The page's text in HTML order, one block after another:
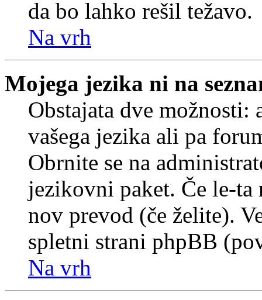
da bo lahko rešil težavo.
Na vrh
Mojega jezika ni na
Obstajata dve
vašega jezika ali pa
Obrnite se na
jezikovni paket. Če le-ta
nov prevod (če želite).
spletni strani phpBB
Na vrh